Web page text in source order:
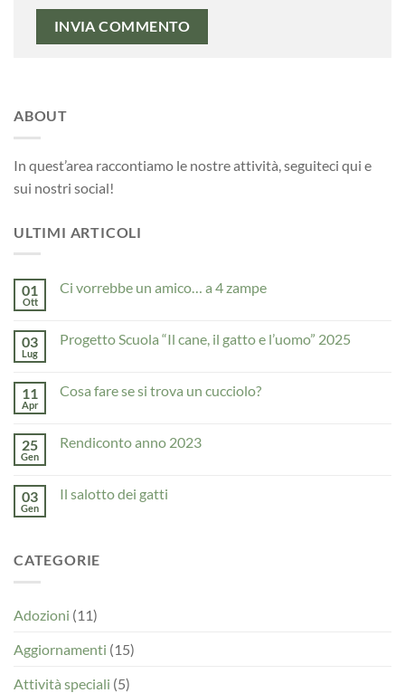
ABOUT
In quest’area raccontiamo le nostre attività, seguiteci qui e
sui nostri social!
ULTIMI ARTICOLI
01
Ott
Ci vorrebbe un amico… a 4 zampe
Ci
a
4
03
Lug
Progetto Scuola “Il cane, il gatto e l’uomo” 2025
Progetto
il
gatto
11
Apr
Cosa fare se si trova un cucciolo?
Cosa
trova
un
25
Gen
Rendiconto anno 2023
Rendiconto
03
Gen
Il salotto dei gatti
salotto
CATEGORIE
Adozioni (11)
Aggiornamenti (15)
Attività speciali (5)